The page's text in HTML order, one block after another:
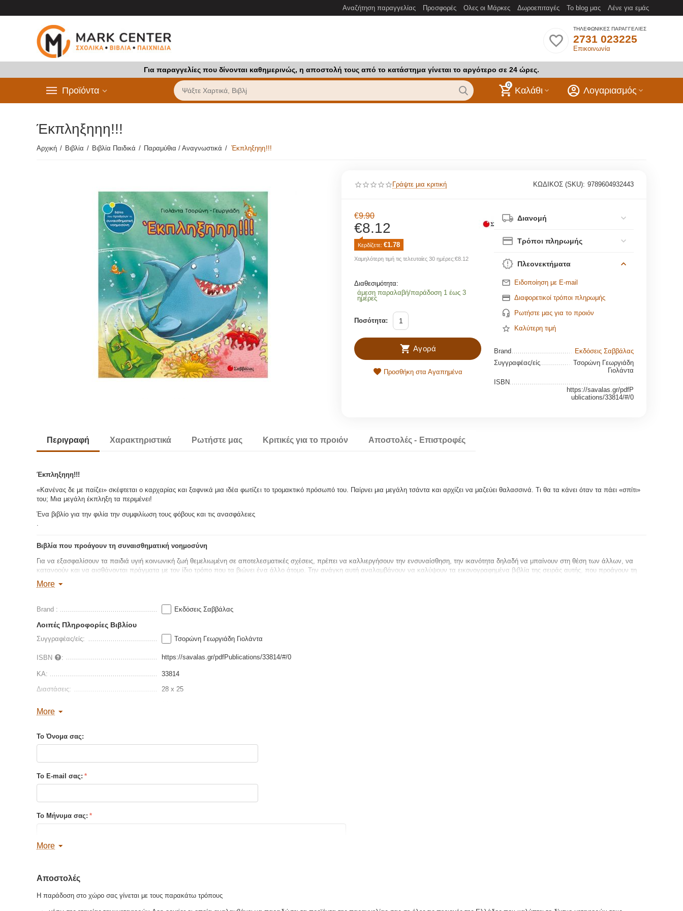
Αναζήτηση παραγγελίας Προσφορές Ολες οι Μάρκες Δωροεπιταγές Το blog μας Λένε για εμάς
ΤΗΛΕΦΩΝΙΚΕΣ ΠΑΡΑΓΓΕΛΙΕΣ
2731 023225
Επικοινωνία
Για παραγγελίες που δίνονται καθημερινώς, η αποστολή τους από το κατάστημα γίνεται το αργότερο σε 24 ώρες.
Προϊόντα Λογαριασμός
0
Καλάθι
Έκπληξηηη!!!
Αρχική / Βιβλία / Βιβλία Παιδικά / Παραμύθια / Αναγνωστικά / Έκπληξηηη!!!
Γράψτε μια κριτική ΚΩΔΙΚΟΣ (SKU): 9789604932443
€9.90
€8.12
Κερδίζετε: €1.78
Χαμηλότερη τιμή τις τελευταίες 30 ημέρες:€8.12
Διαθεσιμότητα:
άμεση παραλαβή/παράδοση 1 έως 3
ημέρες
Ποσότητα:
Αγορά
Προσθήκη στα Αγαπημένα
Διανομή
Τρόποι πληρωμής
Πλεονεκτήματα
Ειδοποίηση με E-mail
Διαφορετικοί τρόποι πληρωμής
Ρωτήστε μας για το προιόν
Καλύτερη τιμή
Brand
Εκδόσεις Σαββάλας
Συγγραφέας/είς
Τσορώνη Γεωργιάδη
Γιολάντα
ISBN
https://savalas.gr/pdfP
ublications/33814/#/0
Περιγραφή Χαρακτηριστικά Ρωτήστε μας Κριτικές για το προιόν Αποστολές - Επιστροφές
Έκπληξηηη!!!
«Κανένας δε με παίζει» σκέφτεται ο καρχαρίας και ξαφνικά μια ιδέα φωτίζει το τρομακτικό πρόσωπό του. Παίρνει μια μεγάλη τσάντα και αρχίζει να μαζεύει θαλασσινά. Τι θα τα κάνει όταν τα πάει «σπίτι»
του; Μια μεγάλη έκπληξη τα περιμένει!
Ένα βιβλίο για την φιλία την συμφιλίωση τους φόβους και τις ανασφάλειες
.
Βιβλία που προάγουν τη συναισθηματική νοημοσύνη
Για να εξασφαλίσουν τα παιδιά υγιή κοινωνική ζωή θεμελιωμένη σε αποτελεσματικές σχέσεις, πρέπει να καλλιεργήσουν την ενσυναίσθηση, την ικανότητα δηλαδή να μπαίνουν στη θέση των άλλων, να
κατανοούν και να αισθάνονται πράγματα με τον ίδιο τρόπο που τα βιώνει ένα άλλο άτομο. Την ανάγκη αυτή αναλαμβάνουν να καλύψουν τα εικονογραφημένα βιβλία της σειράς αυτής, που προάγουν τη
συναισθηματική νοημοσύνη. Με την προτεινόμενη για γονείς και εκπαιδευτικούς προσέγγιση επιχειρούν να μυήσουν τα παιδιά στο να μπορούν να βλέπουν τον κόσμο με τα μάτια του άλλου, αφού μάθουν
πρώτα να αναγνωρίζουν και να διαχειρίζονται τα δικά τους συναισθήματα.
More
Brand : Εκδόσεις Σαββάλας
Λοιπές Πληροφορίες Βιβλίου
Συγγραφέας/είς: Τσορώνη Γεωργιάδη Γιολάντα
ISBN : https://savalas.gr/pdfPublications/33814/#/0
ΚΑ:
33814
Διαστάσεις:
28 x 25
Βρείτε παρόμοια
More
Το Όνομα σας:
Το E-mail σας:
Το Μήνυμα σας:
Αποστολή Αντιγράφου
More
Αποστολές
Η παράδοση στο χώρο σας γίνεται με τους παρακάτω τρόπους